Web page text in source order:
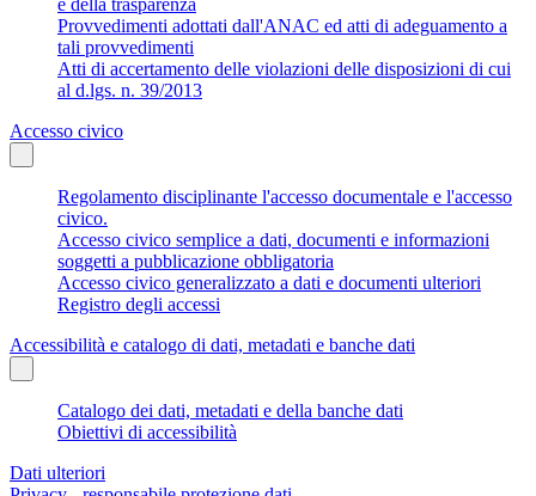
Provvedimenti adottati dall'ANAC ed atti di adeguamento a
tali provvedimenti
Atti di accertamento delle violazioni delle disposizioni di cui
al d.lgs. n. 39/2013
Accesso civico
Regolamento disciplinante l'accesso documentale e l'accesso
civico.
Accesso civico semplice a dati, documenti e informazioni
soggetti a pubblicazione obbligatoria
Accesso civico generalizzato a dati e documenti ulteriori
Registro degli accessi
Accessibilità e catalogo di dati, metadati e banche dati
Catalogo dei dati, metadati e della banche dati
Obiettivi di accessibilità
Dati ulteriori